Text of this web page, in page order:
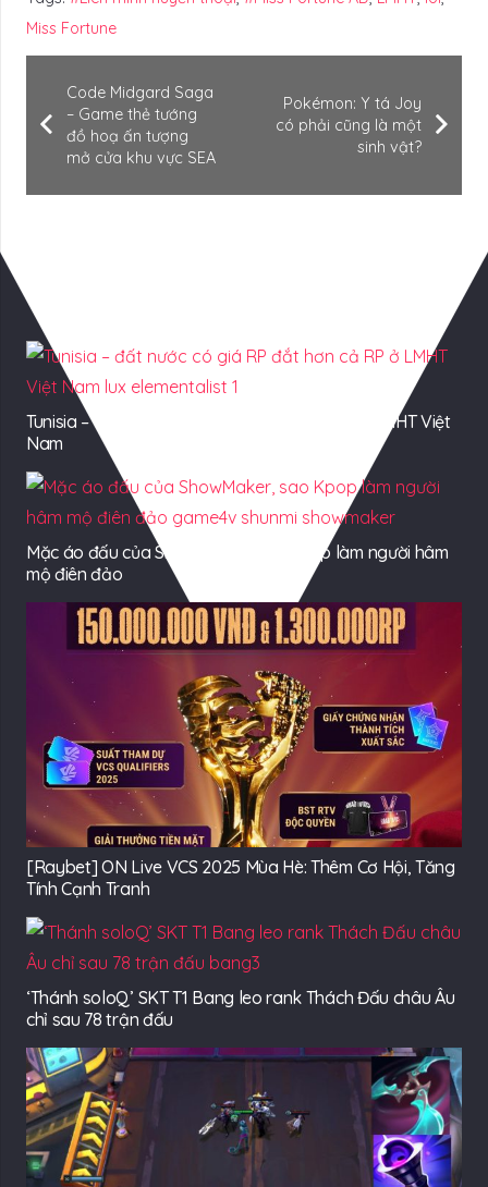
Miss Fortune
Code Midgard Saga
– Game thẻ tướng
đồ hoạ ấn tượng
mở cửa khu vực SEA
Pokémon: Y tá Joy
có phải cũng là một
sinh vật?
Tunisia – đất nước có giá RP đắt hơn cả RP ở LMHT Việt
Nam
Mặc áo đấu của ShowMaker, sao Kpop làm người hâm
mộ điên đảo
[Raybet] ON Live VCS 2025 Mùa Hè: Thêm Cơ Hội, Tăng
Tính Cạnh Tranh
‘Thánh soloQ’ SKT T1 Bang leo rank Thách Đấu châu Âu
chỉ sau 78 trận đấu